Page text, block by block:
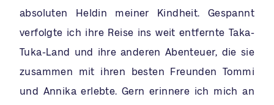
absoluten Heldin meiner Kindheit. Gespannt
verfolgte ich ihre Reise ins weit entfernte Taka-
Tuka-Land und ihre anderen Abenteuer, die sie
zusammen mit ihren besten Freunden Tommi
und Annika erlebte. Gern erinnere ich mich an